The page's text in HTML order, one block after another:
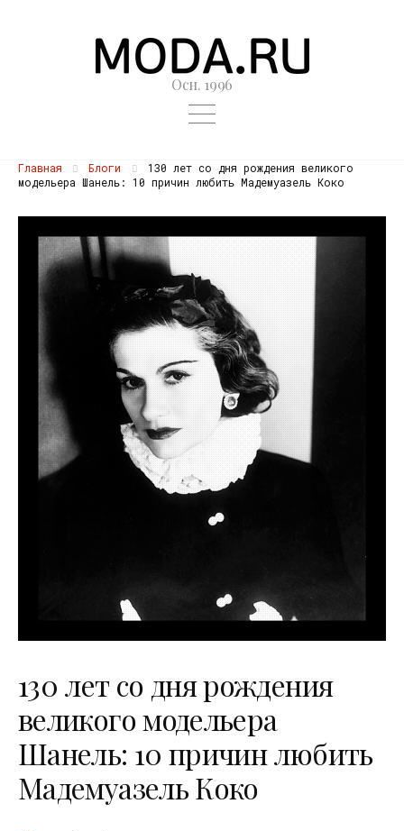
Осн. 1996
Главная Блоги
130 лет со дня рождения великого
модельера Шанель: 10 причин любить Мадемуазель Коко
130 лет со дня рождения
великого модельера
Шанель: 10 причин любить
Мадемуазель Коко